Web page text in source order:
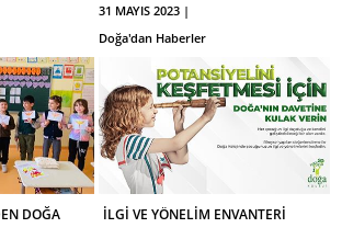
DOĞA
31 MAYIS 2023 |
Doğa'dan Haberler
İLGİ VE YÖNELİM ENVANTERİ